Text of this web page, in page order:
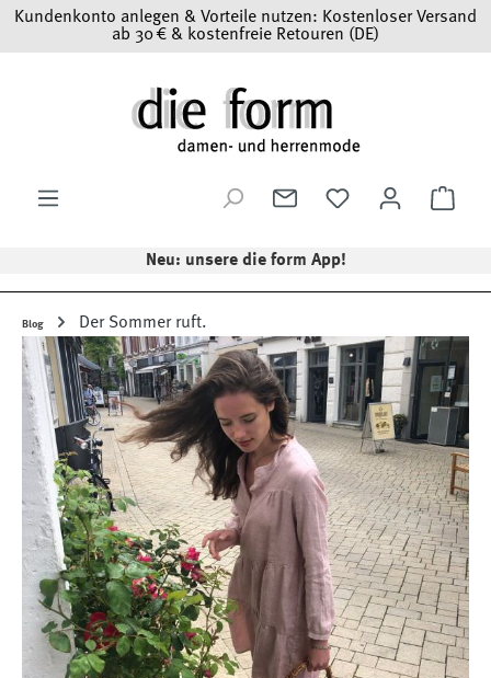
Zum Hauptinhalt springen
Kundenkonto anlegen & Vorteile nutzen: Kostenloser Versand
ab 30 € & kostenfreie Retouren (DE)
Neu: unsere die form App!
Blog Der Sommer ruft.